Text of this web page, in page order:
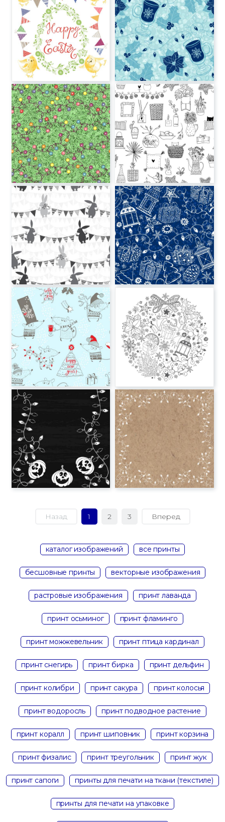
Назад 1 2 3 Вперед
каталог изображений все принты
бесшовные принты векторные изображения
растровые изображения принт лаванда
принт осьминог принт фламинго
принт можжевельник принт птица кардинал
принт снегирь принт бирка принт дельфин
принт колибри принт сакура принт колосья
принт водоросль принт подводное растение
принт коралл принт шиповник принт корзина
принт физалис принт треугольник принт жук
принт сапоги принты для печати на ткани (текстиле)
принты для печати на упаковке